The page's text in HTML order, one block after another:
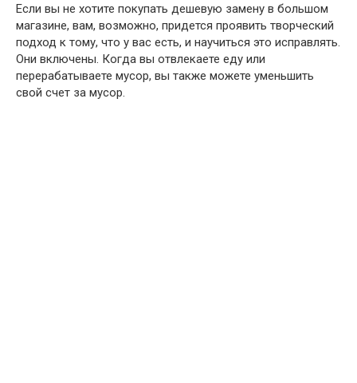
Если вы не хотите покупать дешевую замену в большом
магазине, вам, возможно, придется проявить творческий
подход к тому, что у вас есть, и научиться это исправлять.
Они включены. Когда вы отвлекаете еду или
перерабатываете мусор, вы также можете уменьшить
свой счет за мусор.